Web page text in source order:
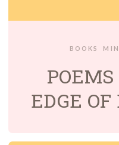
BOOKS
EDGE